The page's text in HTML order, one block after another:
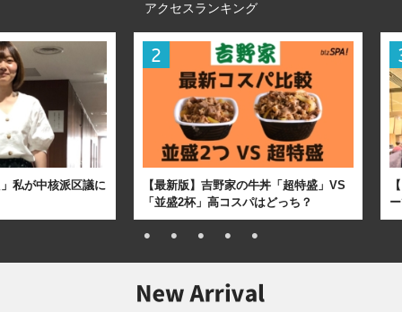
アクセスランキング
私が中核派区議に
【最新版】吉野家の牛丼「超特盛」VS
「並盛2杯」高コスパはどっち？